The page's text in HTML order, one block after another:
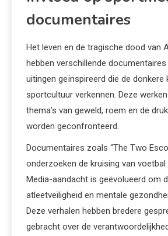
documentaires
Het leven en de tragische dood van
hebben verschillende
uitingen geïnspireerd die de donkere
sportcultuur verkennen. Deze
thema’s van geweld, roem en de
worden geconfronteerd.
Documentaires zoals “The Two
onderzoeken de kruising van
Media-aandacht is geëvolueerd om
atleetveiligheid en mentale
Deze verhalen hebben bredere
gebracht over de